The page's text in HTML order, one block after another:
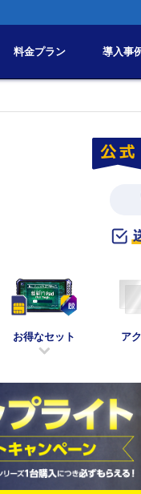
料金プラン 導入事
お得なセット ア